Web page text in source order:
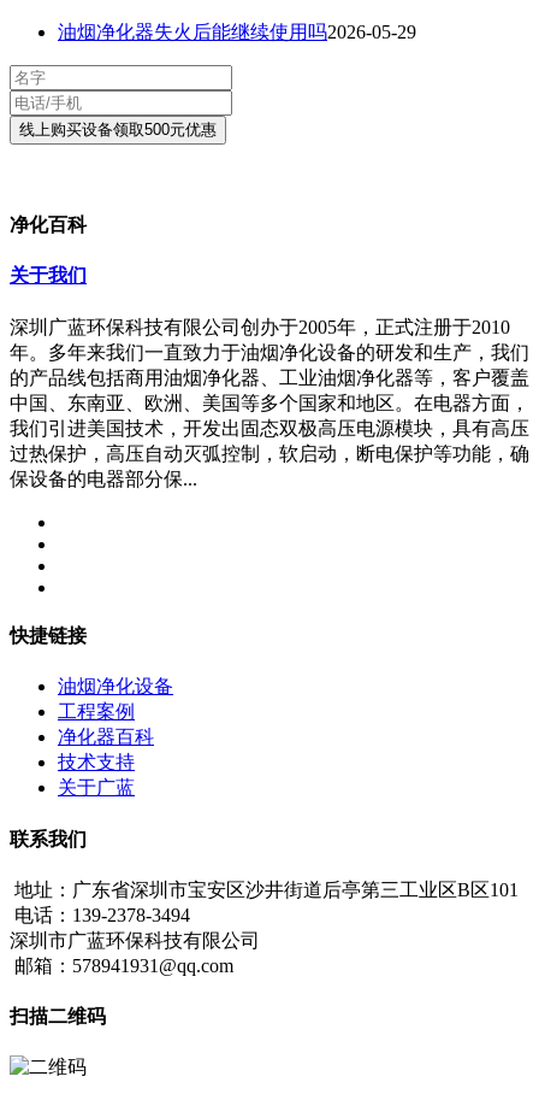
油烟净化器失火后能继续使用吗2026-05-29
净化百科
关于我们
深圳广蓝环保科技有限公司创办于2005年，正式注册于2010
年。多年来我们一直致力于油烟净化设备的研发和生产，我们
的产品线包括商用油烟净化器、工业油烟净化器等，客户覆盖
中国、东南亚、欧洲、美国等多个国家和地区。在电器方面，
我们引进美国技术，开发出固态双极高压电源模块，具有高压
过热保护，高压自动灭弧控制，软启动，断电保护等功能，确
保设备的电器部分保...
快捷链接
油烟净化设备
工程案例
净化器百科
技术支持
关于广蓝
联系我们
地址：广东省深圳市宝安区沙井街道后亭第三工业区B区101
电话：139-2378-3494
深圳市广蓝环保科技有限公司
邮箱：578941931@qq.com
扫描二维码